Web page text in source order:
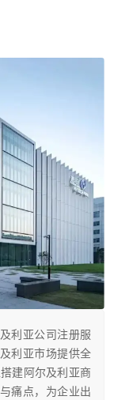
利亚公司注册服
利亚市场提供全
建阿尔及利亚商
痛点，为企业出